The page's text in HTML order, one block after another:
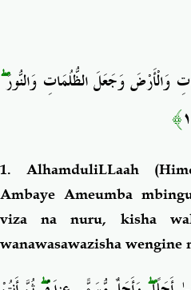
Mapishi
وَالْأَرْضَ وَجَعَلَ الظُّلُمَاتِ وَالنُّورَۖ
١﴾
1. AlhamduliLLaah
Ambaye Ameumba
viza na nuru, kisha
wanawasawazisha wengine